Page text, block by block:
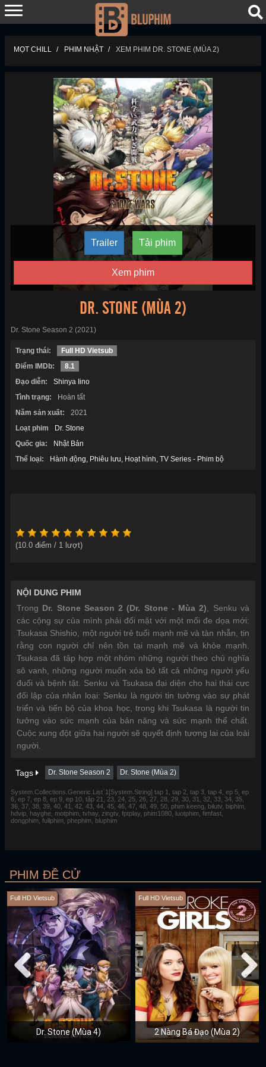
MỌT CHILL PHIM NHẬT XEM PHIM DR. STONE (MÙA 2)
Trailer Tải phim
Xem phim
DR. STONE (MÙA 2)
Dr. Stone Season 2 (2021)
Trạng thái:
Full HD Vietsub
Điểm IMDb:
8.1
Đạo diễn:
Shinya Iino
Tình trạng:
Hoàn tất
Năm sản xuất:
2021
Loạt phim
Dr. Stone
Quốc gia:
Nhật Bản
Thể loại:
Hành động Phiêu lưu Hoạt hình TV Series - Phim bộ
(10.0 điểm / 1 lượt)
NỘI DUNG PHIM
Trong Dr. Stone Season 2 (Dr. Stone - Mùa 2) , Senku và
các cộng sự của mình phải đối mặt với một mối đe dọa mới:
Tsukasa Shishio, một người trẻ tuổi mạnh mẽ và tàn nhẫn, tin
rằng con người chỉ nên tồn tại mạnh mẽ và khỏe mạnh.
Tsukasa đã tập hợp một nhóm những người theo chủ nghĩa
sô vanh, những người muốn xóa bỏ tất cả những người yếu
đuối và bệnh tật. Senku và Tsukasa đại diện cho hai thái cực
đối lập của nhân loại: Senku là người tin tưởng vào sự phát
triển và tiến bộ của khoa học, trong khi Tsukasa là người tin
tưởng vào sức mạnh của bản năng và sức mạnh thể chất.
Cuộc xung đột giữa hai người sẽ quyết định tương lai của loài
người.
Tags Dr. Stone Season 2 Dr. Stone (Mùa 2)
System.Collections.Generic.List`1[System.String] tap 1, tap 2, tap 3, tap 4, ep 5, ep
6, ep 7, ep 8, ep 9, ep 10, tập 21, 23, 24, 25, 26, 27, 28, 29, 30, 31, 32, 33, 34, 35,
36, 37, 38, 39, 40, 41, 42, 43, 44, 45, 46, 47, 48, 49, 50, phim keeng, bilutv, biphim,
hdvip, hayghe, motphim, tvhay, zingtv, fptplay, phim1080, luotphim, fimfast,
dongphim, fullphim, phephim, bluphim
PHIM ĐỀ CỬ
Full HD Vietsub
Dr. Stone (Mùa 4)
Full HD Vietsub
2 Nàng Bá Đạo (Mùa 2)